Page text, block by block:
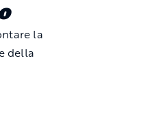
la
della